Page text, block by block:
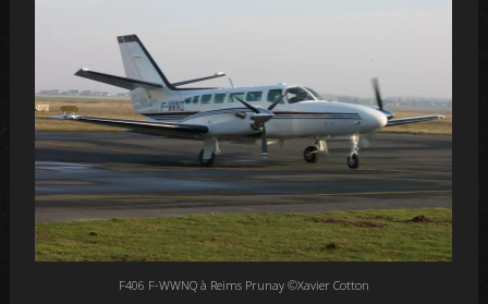
F406 F-WWNQ à Reims Prunay ©Xavier Cotton